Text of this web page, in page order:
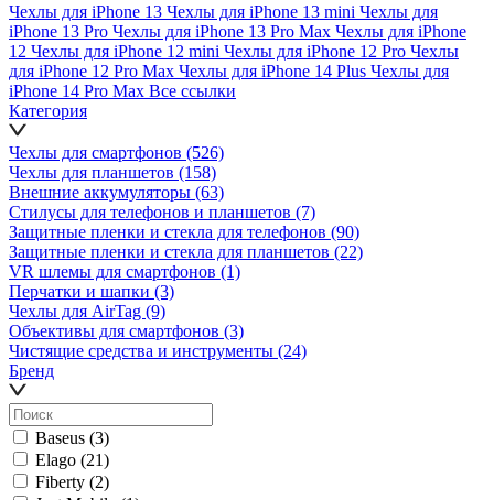
Чехлы для iPhone 13 Чехлы для iPhone 13 mini Чехлы для
iPhone 13 Pro Чехлы для iPhone 13 Pro Max Чехлы для iPhone
12 Чехлы для iPhone 12 mini Чехлы для iPhone 12 Pro Чехлы
для iPhone 12 Pro Max Чехлы для iPhone 14 Plus Чехлы для
iPhone 14 Pro Max Все ссылки
Категория
Чехлы для смартфонов (526)
Чехлы для планшетов (158)
Внешние аккумуляторы (63)
Стилусы для телефонов и планшетов (7)
Защитные пленки и стекла для телефонов (90)
Защитные пленки и стекла для планшетов (22)
VR шлемы для смартфонов (1)
Перчатки и шапки (3)
Чехлы для AirTag (9)
Объективы для смартфонов (3)
Чистящие средства и инструменты (24)
Бренд
Baseus (3)
Elago (21)
Fiberty (2)